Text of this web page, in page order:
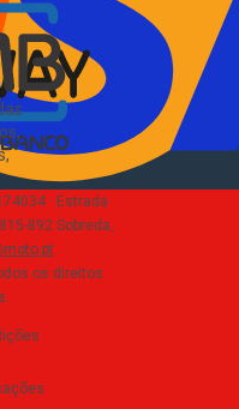
· Estrada
892 Sobreda,
os direitos
.